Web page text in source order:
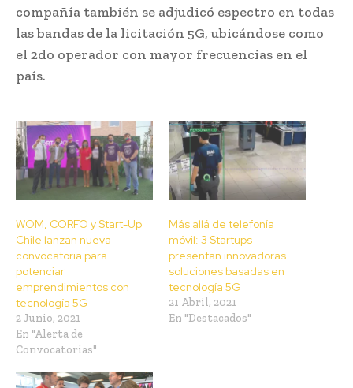
compañía también se adjudicó espectro en todas
las bandas de la licitación 5G, ubicándose como
el 2do operador con mayor frecuencias en el
país.
WOM, CORFO y Start-Up
Chile lanzan nueva
convocatoria para
potenciar
emprendimientos con
tecnología 5G
2 Junio, 2021
En "Alerta de
Convocatorias"
Más allá de telefonía
móvil: 3 Startups
presentan innovadoras
soluciones basadas en
tecnología 5G
21 Abril, 2021
En "Destacados"